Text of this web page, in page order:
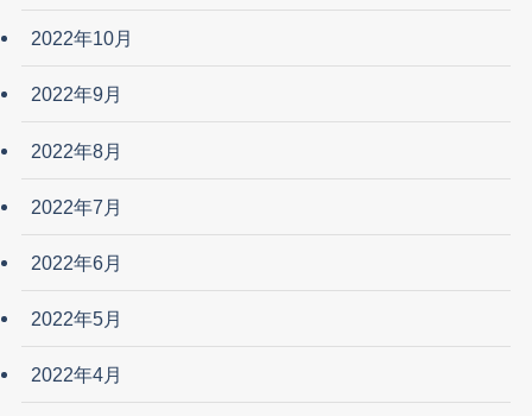
2022年10月
2022年9月
2022年8月
2022年7月
2022年6月
2022年5月
2022年4月